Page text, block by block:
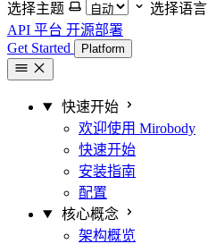
选择主题
选择语言
API 平台 开源部署
Get Started
Platform
快速开始
欢迎使用 Mirobody
快速开始
安装指南
配置
核心概念
架构概览